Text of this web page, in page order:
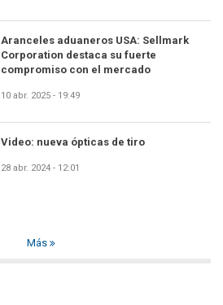
Aranceles aduaneros USA: Sellmark
Corporation destaca su fuerte
compromiso con el mercado
10 abr. 2025 - 19:49
Video: nueva ópticas de tiro
28 abr. 2024 - 12:01
Más